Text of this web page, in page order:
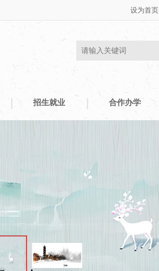
设为首页
| 招生就业 | 合作办学